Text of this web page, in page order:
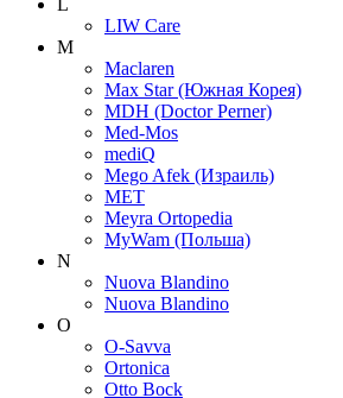
LIW Care
M
Maclaren
Max Star (Южная Корея)
MDH (Doctor Perner)
Med-Mos
mediQ
Mego Afek (Израиль)
MET
Meyra Ortopedia
MyWam (Польша)
N
Nuova Blandino
Nuova Blandino
O
O-Savva
Ortonica
Otto Bock